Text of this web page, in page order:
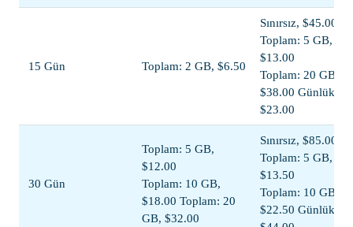
15 Gün Toplam: 2 GB, $6.50
Sınırsız, $45.00
Toplam: 5 GB,
$13.00
Toplam: 20 GB,
$38.00 Günlük:
$23.00
30 Gün
Toplam: 5 GB,
$12.00
Toplam: 10 GB,
$18.00 Toplam: 20
GB, $32.00
Sınırsız, $85.00
Toplam: 5 GB,
$13.50
Toplam: 10 GB,
$22.50 Günlük: